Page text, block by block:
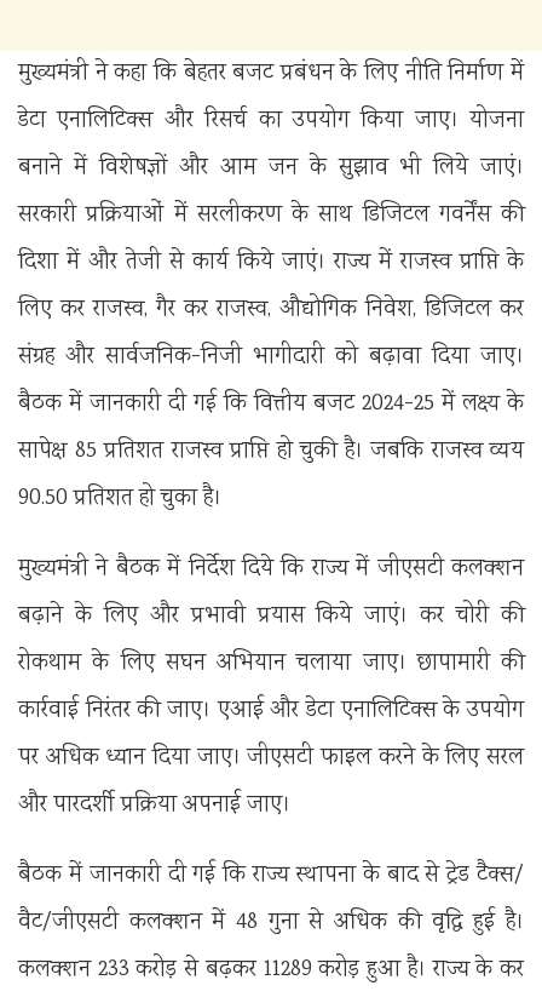
मुख्यमंत्री ने कहा कि बेहतर बजट प्रबंधन के लिए नीति निर्माण में
डेटा एनालिटिक्स और रिसर्च का उपयोग किया जाए। योजना
बनाने में विशेषज्ञों और आम जन के सुझाव भी लिये जाएं।
सरकारी प्रक्रियाओं में सरलीकरण के साथ डिजिटल गवर्नेंस की
दिशा में और तेजी से कार्य किये जाएं। राज्य में राजस्व प्राप्ति के
लिए कर राजस्व, गैर कर राजस्व, औद्योगिक निवेश, डिजिटल कर
संग्रह और सार्वजनिक-निजी भागीदारी को बढ़ावा दिया जाए।
बैठक में जानकारी दी गई कि वित्तीय बजट 2024-25 में लक्ष्य के
सापेक्ष 85 प्रतिशत राजस्व प्राप्ति हो चुकी है। जबकि राजस्व व्यय
90.50 प्रतिशत हो चुका है।
मुख्यमंत्री ने बैठक में निर्देश दिये कि राज्य में जीएसटी कलक्शन
बढ़ाने के लिए और प्रभावी प्रयास किये जाएं। कर चोरी की
रोकथाम के लिए सघन अभियान चलाया जाए। छापामारी की
कार्रवाई निरंतर की जाए। एआई और डेटा एनालिटिक्स के उपयोग
पर अधिक ध्यान दिया जाए। जीएसटी फाइल करने के लिए सरल
और पारदर्शी प्रक्रिया अपनाई जाए।
बैठक में जानकारी दी गई कि राज्य स्थापना के बाद से ट्रेड टैक्स/
वैट/जीएसटी कलक्शन में 48 गुना से अधिक की वृद्धि हुई है।
कलक्शन 233 करोड़ से बढ़कर 11289 करोड़ हुआ है। राज्य के कर